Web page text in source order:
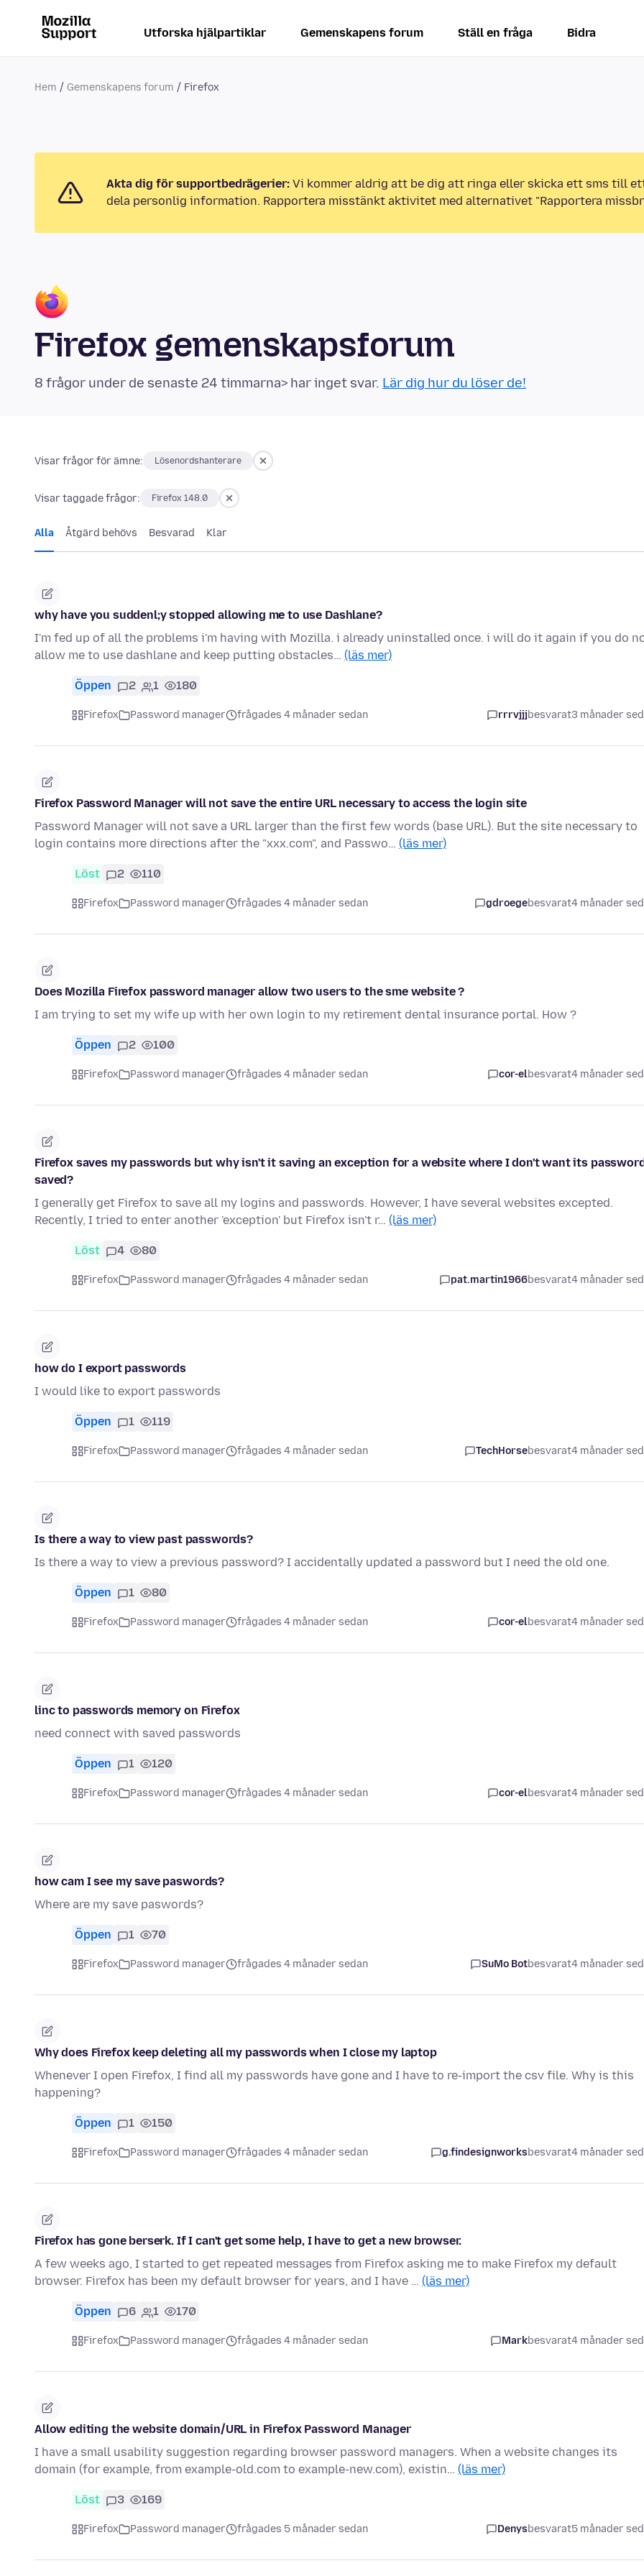
Utforska hjälpartiklar Gemenskapens forum Ställ en fråga Bidra
Hem Gemenskapens forum Firefox
Akta dig för supportbedrägerier: Vi kommer aldrig att be dig att ringa eller skicka ett sms till
dela personlig information. Rapportera misstänkt aktivitet med alternativet "Rapportera
Firefox gemenskapsforum
8 frågor under de senaste 24 timmarna> har inget svar. Lär dig hur du löser de!
Visar frågor för ämne: Lösenordshanterare
Visar taggade frågor: Firefox 148.0
Alla Åtgärd behövs Besvarad Klar
why have you suddenl;y stopped allowing me to use Dashlane?
I'm fed up of all the problems i'm having with Mozilla. i already uninstalled once. i will do it again if you do
allow me to use dashlane and keep putting obstacles… (läs mer)
Öppen 2 1 180
Firefox Password manager frågades 4 månader sedan rrrvjjjbesvarat3 månader
Firefox Password Manager will not save the entire URL necessary to access the login site
Password Manager will not save a URL larger than the first few words (base URL). But the site necessary to
login contains more directions after the "xxx.com", and Passwo… (läs mer)
Löst 2 110
Firefox Password manager frågades 4 månader sedan gdroegebesvarat4 månader
Does Mozilla Firefox password manager allow two users to the sme website ?
I am trying to set my wife up with her own login to my retirement dental insurance portal. How ?
Öppen 2 100
Firefox Password manager frågades 4 månader sedan cor-elbesvarat4 månader
Firefox saves my passwords but why isn't it saving an exception for a website where I don't want its
saved?
I generally get Firefox to save all my logins and passwords. However, I have several websites excepted.
Recently, I tried to enter another 'exception' but Firefox isn't r… (läs mer)
Löst 4 80
Firefox Password manager frågades 4 månader sedan pat.martin1966besvarat4 månader
how do I export passwords
I would like to export passwords
Öppen 1 119
Firefox Password manager frågades 4 månader sedan TechHorsebesvarat4 månader
Is there a way to view past passwords?
Is there a way to view a previous password? I accidentally updated a password but I need the old one.
Öppen 1 80
Firefox Password manager frågades 4 månader sedan cor-elbesvarat4 månader
linc to passwords memory on Firefox
need connect with saved passwords
Öppen 1 120
Firefox Password manager frågades 4 månader sedan cor-elbesvarat4 månader
how cam I see my save paswords?
Where are my save paswords?
Öppen 1 70
Firefox Password manager frågades 4 månader sedan SuMo Botbesvarat4 månader
Why does Firefox keep deleting all my passwords when I close my laptop
Whenever I open Firefox, I find all my passwords have gone and I have to re-import the csv file. Why is this
happening?
Öppen 1 150
Firefox Password manager frågades 4 månader sedan g.findesignworksbesvarat4 månader
Firefox has gone berserk. If I can't get some help, I have to get a new browser.
A few weeks ago, I started to get repeated messages from Firefox asking me to make Firefox my default
browser. Firefox has been my default browser for years, and I have … (läs mer)
Öppen 6 1 170
Firefox Password manager frågades 4 månader sedan Markbesvarat4 månader
Allow editing the website domain/URL in Firefox Password Manager
I have a small usability suggestion regarding browser password managers. When a website changes its
domain (for example, from example-old.com to example-new.com), existin… (läs mer)
Löst 3 169
Firefox Password manager frågades 5 månader sedan Denysbesvarat5 månader